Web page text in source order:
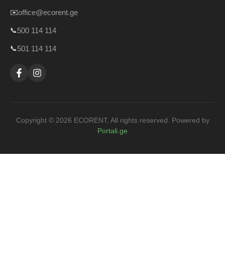
✉️office@ecorent.ge
📞500 114 114
📞501 114 114
Copyright © 2026 ECORENT, All rights reserved. Powered by
Portali.ge